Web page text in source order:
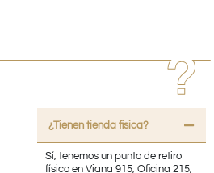
¿Tienen tienda fisica?
Sí, tenemos un punto de retiro
físico en Viana 915, Oficina 215,